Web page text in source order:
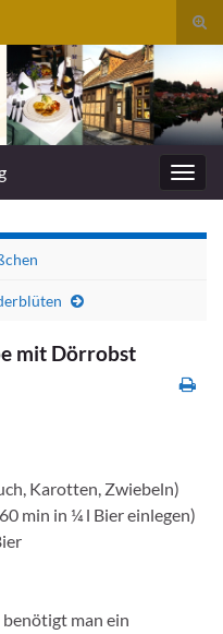
mit Dörrobst
Karotten, Zwiebeln)
min in ¼ l Bier einlegen)
man ein